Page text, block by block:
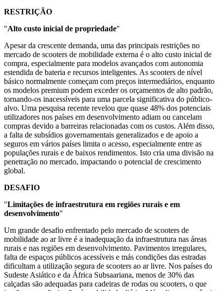
RESTRIÇÃO
"Alto custo inicial de propriedade"
Apesar da crescente demanda, uma das principais restrições no
mercado de scooters de mobilidade externa é o alto custo inicial de
compra, especialmente para modelos avançados com autonomia
estendida de bateria e recursos inteligentes. As scooters de nível
básico normalmente começam com preços intermediários, enquanto
os modelos premium podem exceder os orçamentos de alto padrão,
tornando-os inacessíveis para uma parcela significativa do público-
alvo. Uma pesquisa recente revelou que quase 48% dos potenciais
utilizadores nos países em desenvolvimento adiam ou cancelam
compras devido a barreiras relacionadas com os custos. Além disso,
a falta de subsídios governamentais generalizados e de apoio a
seguros em vários países limita o acesso, especialmente entre as
populações rurais e de baixos rendimentos. Isto cria uma divisão na
penetração no mercado, impactando o potencial de crescimento
global.
DESAFIO
"Limitações de infraestrutura em regiões rurais e em
desenvolvimento"
Um grande desafio enfrentado pelo mercado de scooters de
mobilidade ao ar livre é a inadequação da infraestrutura nas áreas
rurais e nas regiões em desenvolvimento. Pavimentos irregulares,
falta de espaços públicos acessíveis e más condições das estradas
dificultam a utilização segura de scooters ao ar livre. Nos países do
Sudeste Asiático e da África Subsaariana, menos de 30% das
calçadas são adequadas para cadeiras de rodas ou scooters, o que